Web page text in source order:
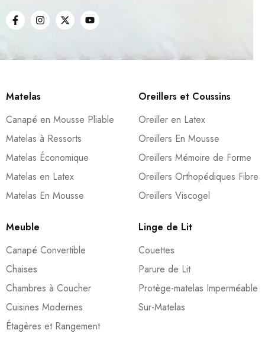
Matelas
Canapé en Mousse Pliable
Matelas à Ressorts
Matelas Économique
Matelas en Latex
Matelas En Mousse
Oreillers et Coussins
Oreiller en Latex
Oreillers En Mousse
Oreillers Mémoire de Forme
Oreillers Orthopédiques Fibre
Oreillers Viscogel
Meuble
Canapé Convertible
Chaises
Chambres à Coucher
Cuisines Modernes
Étagères et Rangement
Linge de Lit
Couettes
Parure de Lit
Protège-matelas Imperméable
Sur-Matelas